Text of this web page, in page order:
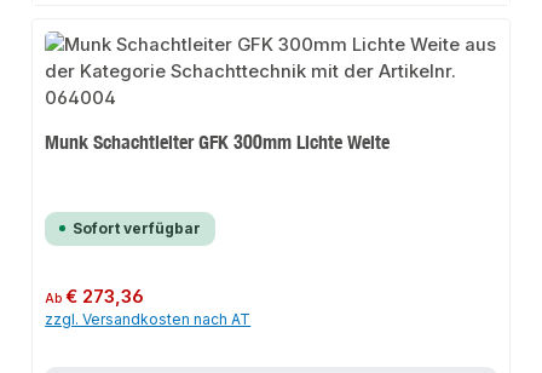
Munk Schachtleiter GFK 300mm Lichte Weite
Sofort verfügbar
Regulärer Preis:
Ab€ 273,36
zzgl. Versandkosten nach AT